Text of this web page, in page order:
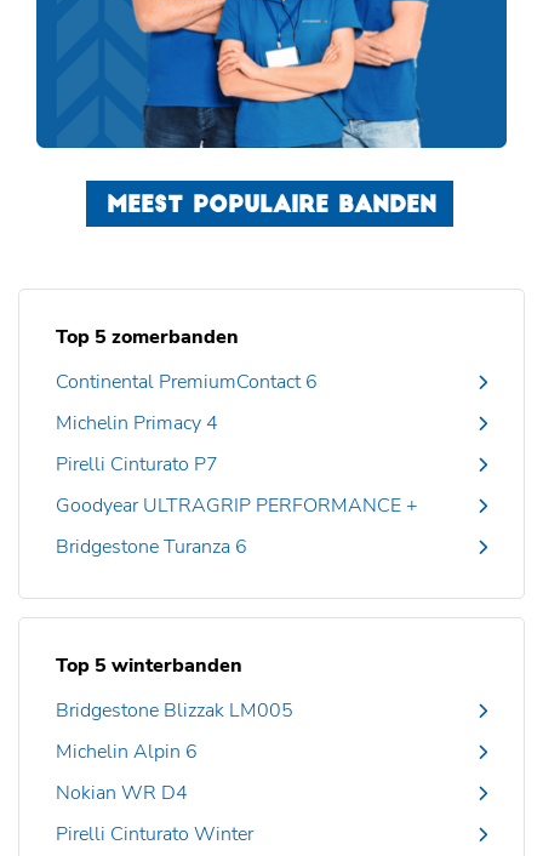
MEEST POPULAIRE BANDEN
Top 5 zomerbanden
Continental PremiumContact 6
Michelin Primacy 4
Pirelli Cinturato P7
Goodyear ULTRAGRIP PERFORMANCE +
Bridgestone Turanza 6
Top 5 winterbanden
Bridgestone Blizzak LM005
Michelin Alpin 6
Nokian WR D4
Pirelli Cinturato Winter